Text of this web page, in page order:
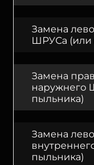
Замена
ШРУСа (или
Замена
наружнего
пыльника)
Замена
пыльника)